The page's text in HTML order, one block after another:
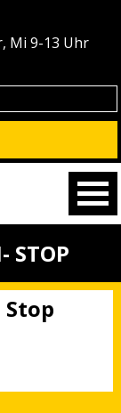
Mi 9-13 Uhr
STOP